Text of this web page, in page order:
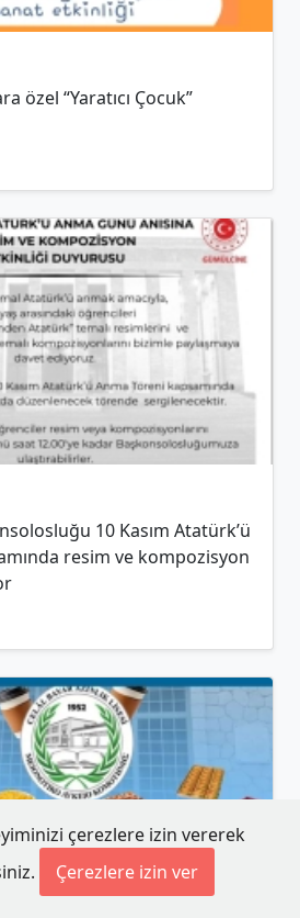
özel “Yaratıcı Çocuk”
10 Kasım Atatürk’ü
resim ve kompozisyon
çerezlere izin vererek
Çerezlere izin ver